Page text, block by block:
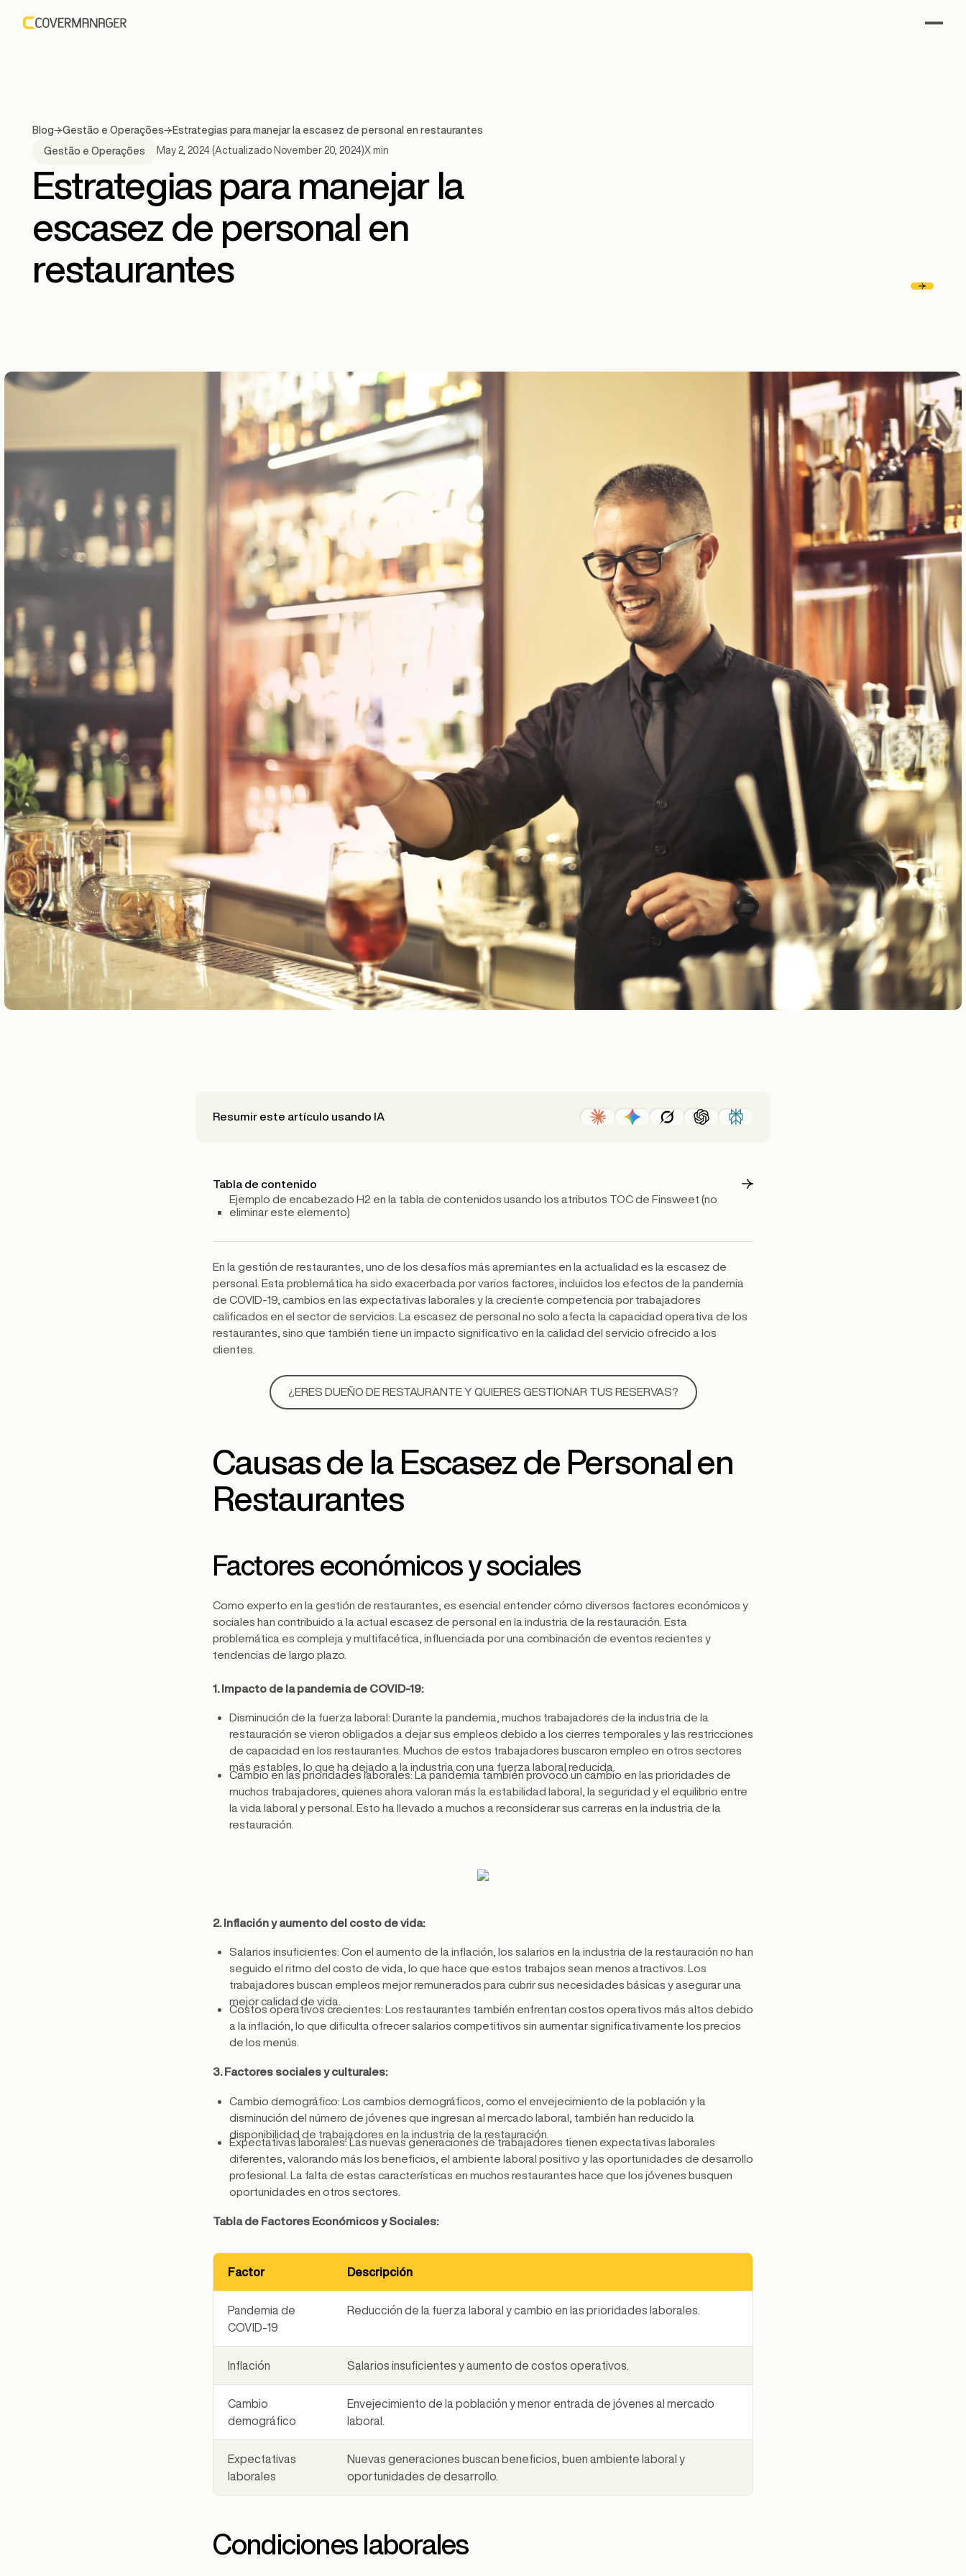
Blog Gestão e Operações Estrategias para manejar la escasez de personal en restaurantes
Gestão e Operações May 2, 2024(Actualizado November 20, 2024)X min
Estrategias para manejar la
escasez de personal en
restaurantes
Resumir este artículo usando IA
Tabla de contenido
Ejemplo de encabezado H2 en la tabla de contenidos usando los atributos TOC de Finsweet (no
eliminar este elemento)
En la gestión de restaurantes, uno de los desafíos más apremiantes en la actualidad es la escasez de
personal. Esta problemática ha sido exacerbada por varios factores, incluidos los efectos de la pandemia
de COVID-19, cambios en las expectativas laborales y la creciente competencia por trabajadores
calificados en el sector de servicios. La escasez de personal no solo afecta la capacidad operativa de los
restaurantes, sino que también tiene un impacto significativo en la calidad del servicio ofrecido a los
clientes.
¿ERES DUEÑO DE RESTAURANTE Y QUIERES GESTIONAR TUS RESERVAS?
Causas de la Escasez de Personal en
Restaurantes
Factores económicos y sociales
Como experto en la gestión de restaurantes, es esencial entender cómo diversos factores económicos y
sociales han contribuido a la actual escasez de personal en la industria de la restauración. Esta
problemática es compleja y multifacética, influenciada por una combinación de eventos recientes y
tendencias de largo plazo.
1. Impacto de la pandemia de COVID-19:
Disminución de la fuerza laboral: Durante la pandemia, muchos trabajadores de la industria de la
restauración se vieron obligados a dejar sus empleos debido a los cierres temporales y las restricciones
de capacidad en los restaurantes. Muchos de estos trabajadores buscaron empleo en otros sectores
más estables, lo que ha dejado a la industria con una fuerza laboral reducida.
Cambio en las prioridades laborales: La pandemia también provocó un cambio en las prioridades de
muchos trabajadores, quienes ahora valoran más la estabilidad laboral, la seguridad y el equilibrio entre
la vida laboral y personal. Esto ha llevado a muchos a reconsiderar sus carreras en la industria de la
restauración.
2. Inflación y aumento del costo de vida:
Salarios insuficientes: Con el aumento de la inflación, los salarios en la industria de la restauración no han
seguido el ritmo del costo de vida, lo que hace que estos trabajos sean menos atractivos. Los
trabajadores buscan empleos mejor remunerados para cubrir sus necesidades básicas y asegurar una
mejor calidad de vida​.
Costos operativos crecientes: Los restaurantes también enfrentan costos operativos más altos debido
a la inflación, lo que dificulta ofrecer salarios competitivos sin aumentar significativamente los precios
de los menús​.
3. Factores sociales y culturales:
Cambio demográfico: Los cambios demográficos, como el envejecimiento de la población y la
disminución del número de jóvenes que ingresan al mercado laboral, también han reducido la
disponibilidad de trabajadores en la industria de la restauración.
Expectativas laborales: Las nuevas generaciones de trabajadores tienen expectativas laborales
diferentes, valorando más los beneficios, el ambiente laboral positivo y las oportunidades de desarrollo
profesional. La falta de estas características en muchos restaurantes hace que los jóvenes busquen
oportunidades en otros sectores.
Tabla de Factores Económicos y Sociales:
Factor Descripción
Pandemia de
COVID-19
Reducción de la fuerza laboral y cambio en las prioridades laborales.
Inflación Salarios insuficientes y aumento de costos operativos.
Cambio
demográfico
Envejecimiento de la población y menor entrada de jóvenes al mercado
laboral.
Expectativas
laborales
Nuevas generaciones buscan beneficios, buen ambiente laboral y
oportunidades de desarrollo.
Condiciones laborales